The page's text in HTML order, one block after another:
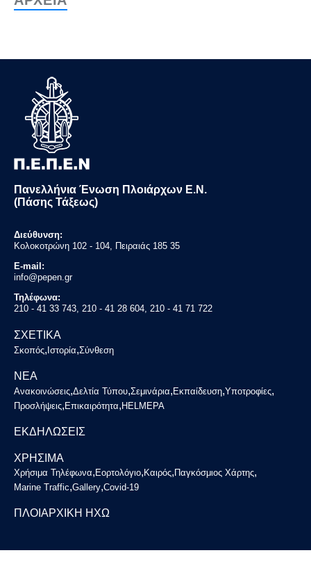
Πανελλήνια Ένωση Πλοιάρχων Ε.Ν.
(Πάσης Τάξεως)
Διεύθυνση:
Κολοκοτρώνη 102 - 104, Πειραιάς 185 35
E-mail:
info@pepen.gr
Τηλέφωνα:
210 - 41 33 743, 210 - 41 28 604, 210 - 41 71 722
ΣΧΕΤΙΚΑ
Σκοπός, Ιστορία,Σύνθεση
ΝΕΑ
Ανακοινώσεις,Δελτία Τύπου,Σεμινάρια, Εκπαίδευση,Υποτροφίες,
Προσλήψεις,Επικαιρότητα,HELMEPA
ΕΚΔΗΛΩΣΕΙΣ
ΧΡΗΣΙΜΑ
Χρήσιμα Τηλέφωνα, Εορτολόγιο, Καιρός, Παγκόσμιος Χάρτης,
Marine Traffic,Gallery,Covid-19
ΠΛΟΙΑΡΧΙΚΗ ΗΧΩ